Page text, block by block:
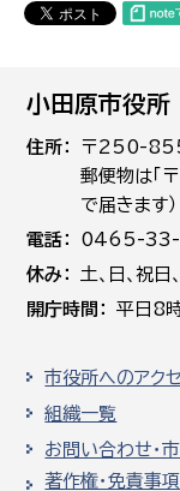
小田原市役所
住所
〒250-
郵便物は「
で届きます）
電話
0465-33-
休み
土､日､祝日
開庁時間
平日8
市役所へのアク
組織一覧
お問い合わせ・
著作権・免責事項